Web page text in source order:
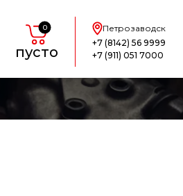
0
пусто
Петрозаводск
+7 (8142) 56 9999
+7 (911) 051 7000